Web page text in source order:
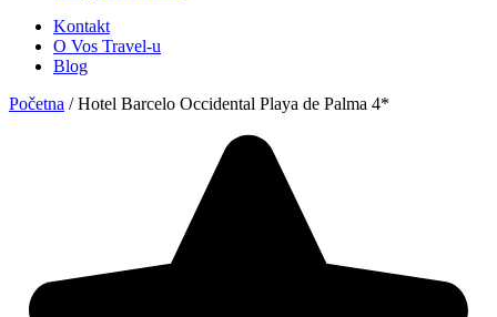
Kontakt
O Vos Travel-u
Blog
Početna /Hotel Barcelo Occidental Playa de Palma 4*